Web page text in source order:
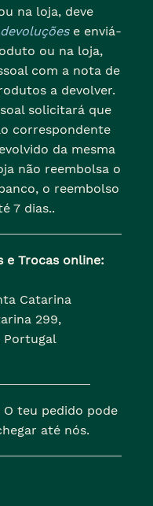
na loja, deve
e enviá-
ou na loja,
com a nota de
a devolver.
solicitará que
correspondente
da mesma
não reembolsa o
o reembolso
7 dias..
e Trocas online:
Catarina
299,
Portugal
O teu pedido pode
até nós.